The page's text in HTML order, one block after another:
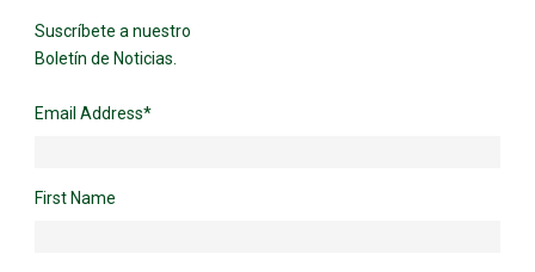
Suscríbete a nuestro
Boletín de Noticias.
Email Address*
First Name